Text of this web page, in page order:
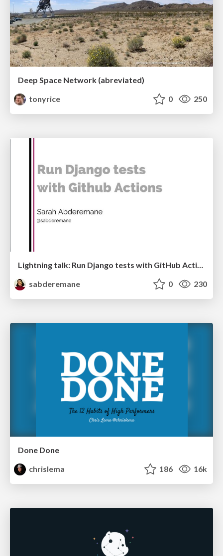
Deep Space Network (abreviated)
tonyrice
0 250
Lightning talk: Run Django tests with GitHub Actions
sabderemane
0 230
Done Done
chrislema
186 16k